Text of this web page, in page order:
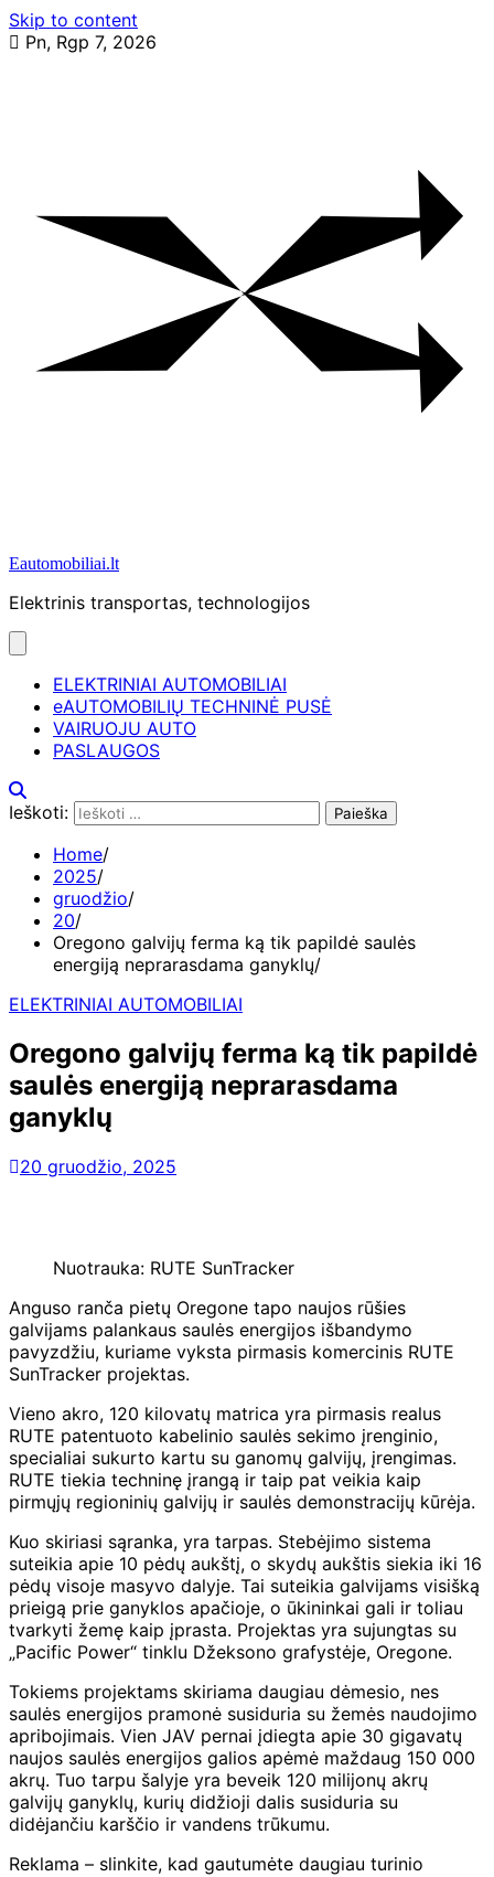
Skip to content
Pn, Rgp 7, 2026
Eautomobiliai.lt
Elektrinis transportas, technologijos
ELEKTRINIAI AUTOMOBILIAI
eAUTOMOBILIŲ TECHNINĖ PUSĖ
VAIRUOJU AUTO
PASLAUGOS
Ieškoti:
Home
2025
gruodžio
20
Oregono galvijų ferma ką tik papildė saulės
energiją neprarasdama ganyklų
ELEKTRINIAI AUTOMOBILIAI
Oregono galvijų ferma ką tik papildė
saulės energiją neprarasdama
ganyklų
20 gruodžio, 2025
Nuotrauka: RUTE SunTracker
Anguso ranča pietų Oregone tapo naujos rūšies
galvijams palankaus saulės energijos išbandymo
pavyzdžiu, kuriame vyksta pirmasis komercinis RUTE
SunTracker projektas.
Vieno akro, 120 kilovatų matrica yra pirmasis realus
RUTE patentuoto kabelinio saulės sekimo įrenginio,
specialiai sukurto kartu su ganomų galvijų, įrengimas.
RUTE tiekia techninę įrangą ir taip pat veikia kaip
pirmųjų regioninių galvijų ir saulės demonstracijų kūrėja.
Kuo skiriasi sąranka, yra tarpas. Stebėjimo sistema
suteikia apie 10 pėdų aukštį, o skydų aukštis siekia iki 16
pėdų visoje masyvo dalyje. Tai suteikia galvijams visišką
prieigą prie ganyklos apačioje, o ūkininkai gali ir toliau
tvarkyti žemę kaip įprasta. Projektas yra sujungtas su
„Pacific Power“ tinklu Džeksono grafystėje, Oregone.
Tokiems projektams skiriama daugiau dėmesio, nes
saulės energijos pramonė susiduria su žemės naudojimo
apribojimais. Vien JAV pernai įdiegta apie 30 gigavatų
naujos saulės energijos galios apėmė maždaug 150 000
akrų. Tuo tarpu šalyje yra beveik 120 milijonų akrų
galvijų ganyklų, kurių didžioji dalis susiduria su
didėjančiu karščio ir vandens trūkumu.
Reklama – slinkite, kad gautumėte daugiau turinio